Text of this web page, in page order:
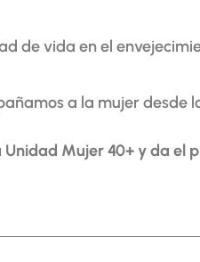
de vida en el
a la mujer desde
Mujer 40+ y da el